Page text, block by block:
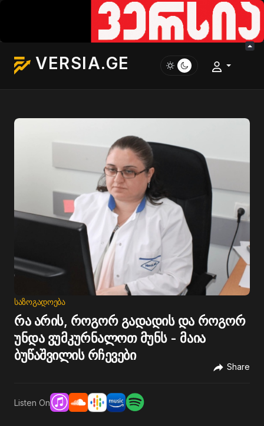
VERSIA.GE
ᲡᲐᲖᲝᲒᲐᲓᲝᲔᲑᲐ
რა არის, როგორ გადადის და როგორ
უნდა ვუმკურნალოთ მუნს - მაია
ბუწაშვილის რჩევები
Share
Listen On